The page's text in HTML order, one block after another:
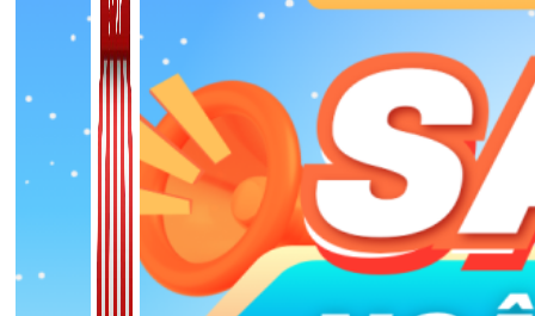
Zalo Marketing
104 bài viết
New